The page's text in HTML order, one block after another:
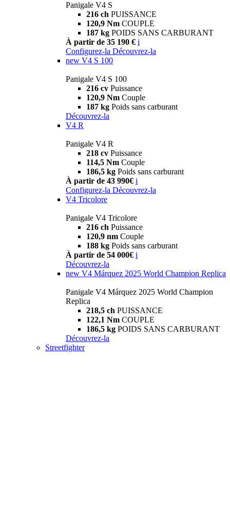
Panigale V4 S
216 ch PUISSANCE
120,9 Nm COUPLE
187 kg POIDS SANS CARBURANT
À partir de 35 190 € i
Configurez-la Découvrez-la
new V4 S 100
Panigale V4 S 100
216 cv Puissance
120,9 Nm Couple
187 kg Poids sans carburant
Découvrez-la
V4 R
Panigale V4 R
218 cv Puissance
114,5 Nm Couple
186,5 kg Poids sans carburant
À partir de 43 990€ i
Configurez-la Découvrez-la
V4 Tricolore
Panigale V4 Tricolore
216 ch Puissance
120,9 nm Couple
188 kg Poids sans carburant
À partir de 54 000€ i
Découvrez-la
new V4 Márquez 2025 World Champion Replica
Panigale V4 Márquez 2025 World Champion
Replica
218,5 ch PUISSANCE
122,1 Nm COUPLE
186,5 kg POIDS SANS CARBURANT
Découvrez-la
Streetfighter